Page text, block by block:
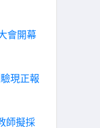
會開幕
現正報
師擬採